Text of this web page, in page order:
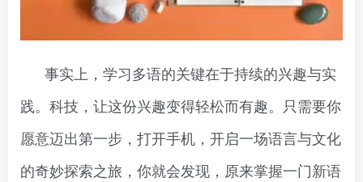
事实上，学习多语的关键在于持续的兴趣与实
践。科技，让这份兴趣变得轻松而有趣。只需要你
愿意迈出第一步，打开手机，开启一场语言与文化
的奇妙探索之旅，你就会发现，原来掌握一门新语